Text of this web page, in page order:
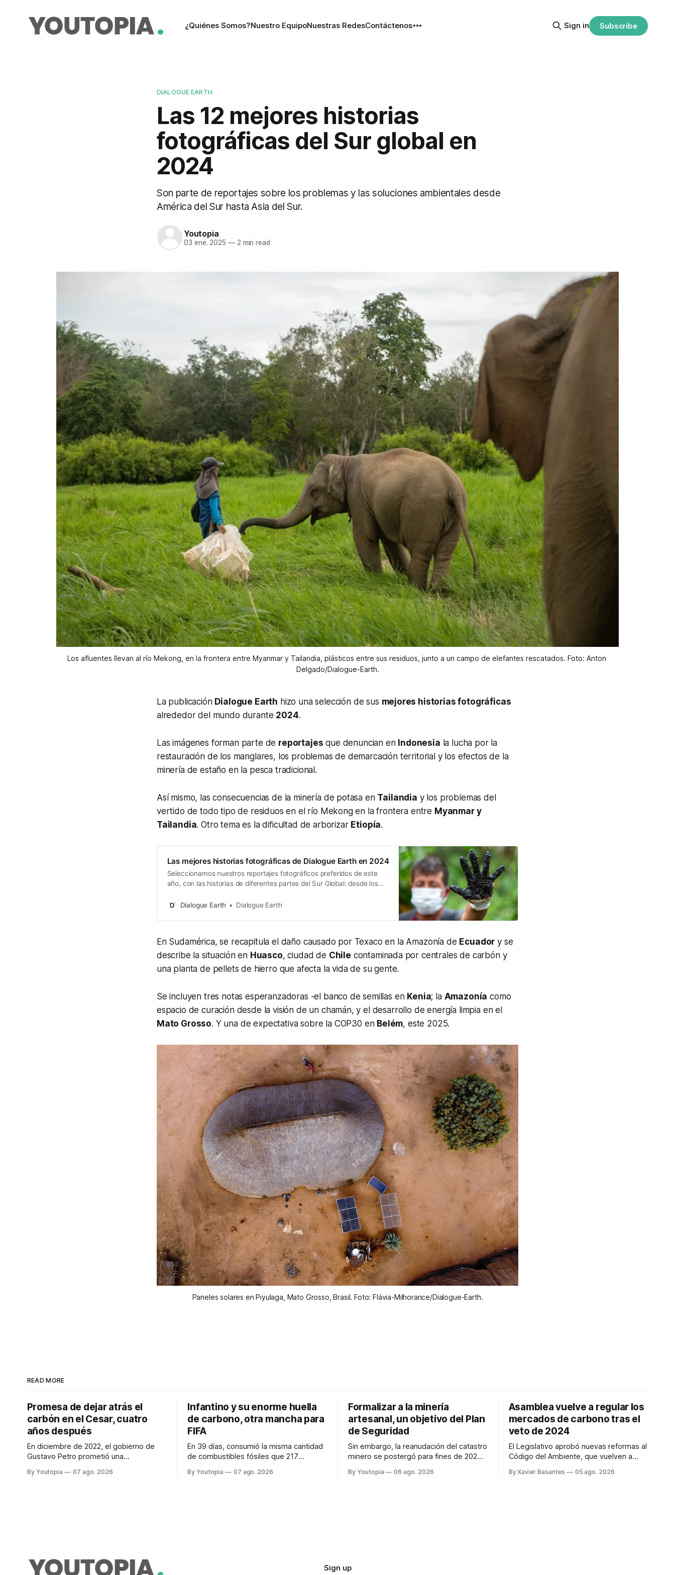
¿Quiénes Somos?Nuestro EquipoNuestras RedesContáctenos Sign in Subscribe
DIALOGUE EARTH
Las 12 mejores historias
fotográficas del Sur global en
2024
Son parte de reportajes sobre los problemas y las soluciones ambientales desde
América del Sur hasta Asia del Sur.
Youtopia
03 ene. 2025 —2 min read
Los afluentes llevan al río Mekong, en la frontera entre Myanmar y Tailandia, plásticos entre sus residuos, junto a un campo de elefantes rescatados. Foto: Anton
Delgado/Dialogue-Earth.
La publicación Dialogue Earth hizo una selección de sus mejores historias fotográficas
alrededor del mundo durante 2024.
Las imágenes forman parte de reportajes que denuncian en Indonesia la lucha por la
restauración de los manglares, los problemas de demarcación territorial y los efectos de la
minería de estaño en la pesca tradicional.
Así mismo, las consecuencias de la minería de potasa en Tailandia y los problemas del
vertido de todo tipo de residuos en el río Mekong en la frontera entre Myanmar y
Tailandia. Otro tema es la dificultad de arborizar Etiopía.
Las mejores historias fotográficas de Dialogue Earth en 2024
Seleccionamos nuestros reportajes fotográficos preferidos de este
año, con las historias de diferentes partes del Sur Global: desde los
Dialogue Earth
Dialogue Earth
En Sudamérica, se recapitula el daño causado por Texaco en la Amazonía de Ecuador y se
describe la situación en Huasco, ciudad de Chile contaminada por centrales de carbón y
una planta de pellets de hierro que afecta la vida de su gente.
Se incluyen tres notas esperanzadoras -el banco de semillas en Kenia; la Amazonía como
espacio de curación desde la visión de un chamán, y el desarrollo de energía limpia en el
Mato Grosso. Y una de expectativa sobre la COP30 en Belém, este 2025.
Paneles solares en Piyulaga, Mato Grosso, Brasil. Foto: Flávia-Milhorance/Dialogue-Earth.
READ MORE
Promesa de dejar atrás el
carbón en el Cesar, cuatro
años después
En diciembre de 2022, el gobierno de
Gustavo Petro prometió una
en la región. Un trabajo audiovisual
By Youtopia 07 ago. 2026
Infantino y su enorme huella
de carbono, otra mancha para
FIFA
En 39 días, consumió la misma cantidad
de combustibles fósiles que 217
desproporcionado del transporte aéreo
By Youtopia 07 ago. 2026
Formalizar a la minería
artesanal, un objetivo del Plan
de Seguridad
Sin embargo, la reanudación del catastro
minero se postergó para fines de 2026.
con la "Estrategia de Ciberdefensa
By Youtopia 06 ago. 2026
Asamblea vuelve a regular los
mercados de carbono tras el
veto de 2024
El Legislativo aprobó nuevas reformas al
Código del Ambiente, que vuelven a
veto total del Ejecutivo en 2024.
By Xavier Basantes 05 ago. 2026
Sign up